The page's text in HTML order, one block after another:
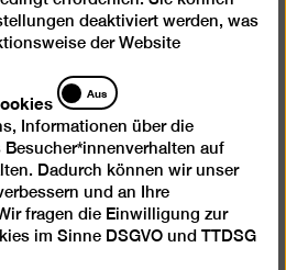
deaktiviert werden, was
der Website
Statistik
und
Analyse
Cookies
Aus
Informationen über die
auf
Dadurch können wir unser
und an Ihre
fragen die Einwilligung zur
im Sinne DSGVO und TTDSG